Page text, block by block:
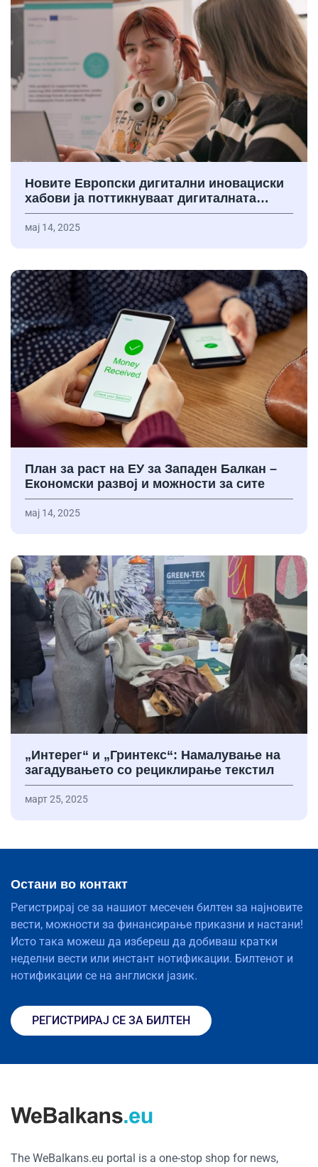
Новите Европски дигитални иновациски
хабови ја поттикнуваат дигиталната…
мај 14, 2025
План за раст на ЕУ за Западен Балкан –
Економски развој и можности за сите
мај 14, 2025
„Интерег“ и „Гринтекс“: Намалување на
загадувањето со рециклирање текстил
март 25, 2025
Остани во контакт
Регистрирај се за нашиот месечен билтен за најновите
вести, можности за финансирање приказни и настани!
Исто така можеш да избереш да добиваш кратки
неделни вести или инстант нотификации. Билтенот и
нотификации се на англиски јазик.
РЕГИСТРИРАЈ СЕ ЗА БИЛТЕН
The WeBalkans.eu portal is a one-stop shop for news,